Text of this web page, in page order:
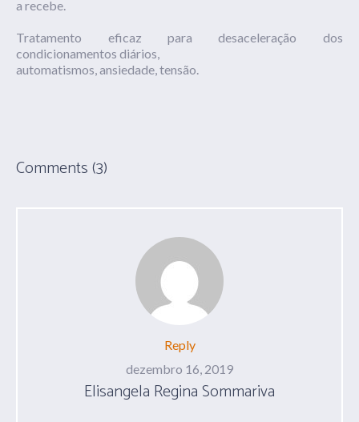
a recebe.
Tratamento eficaz para desaceleração dos
condicionamentos diários,
automatismos, ansiedade, tensão.
Comments (3)
Reply
dezembro 16, 2019
Elisangela Regina Sommariva